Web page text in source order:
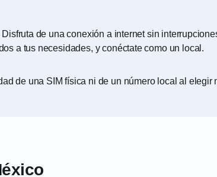
de una conexión a internet sin
a tus necesidades, y conéctate como un local.
de una SIM física ni de un número local al